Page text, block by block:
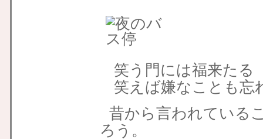
笑う門には福来たる
笑えば嫌なことも忘
昔から言われている
ろう。